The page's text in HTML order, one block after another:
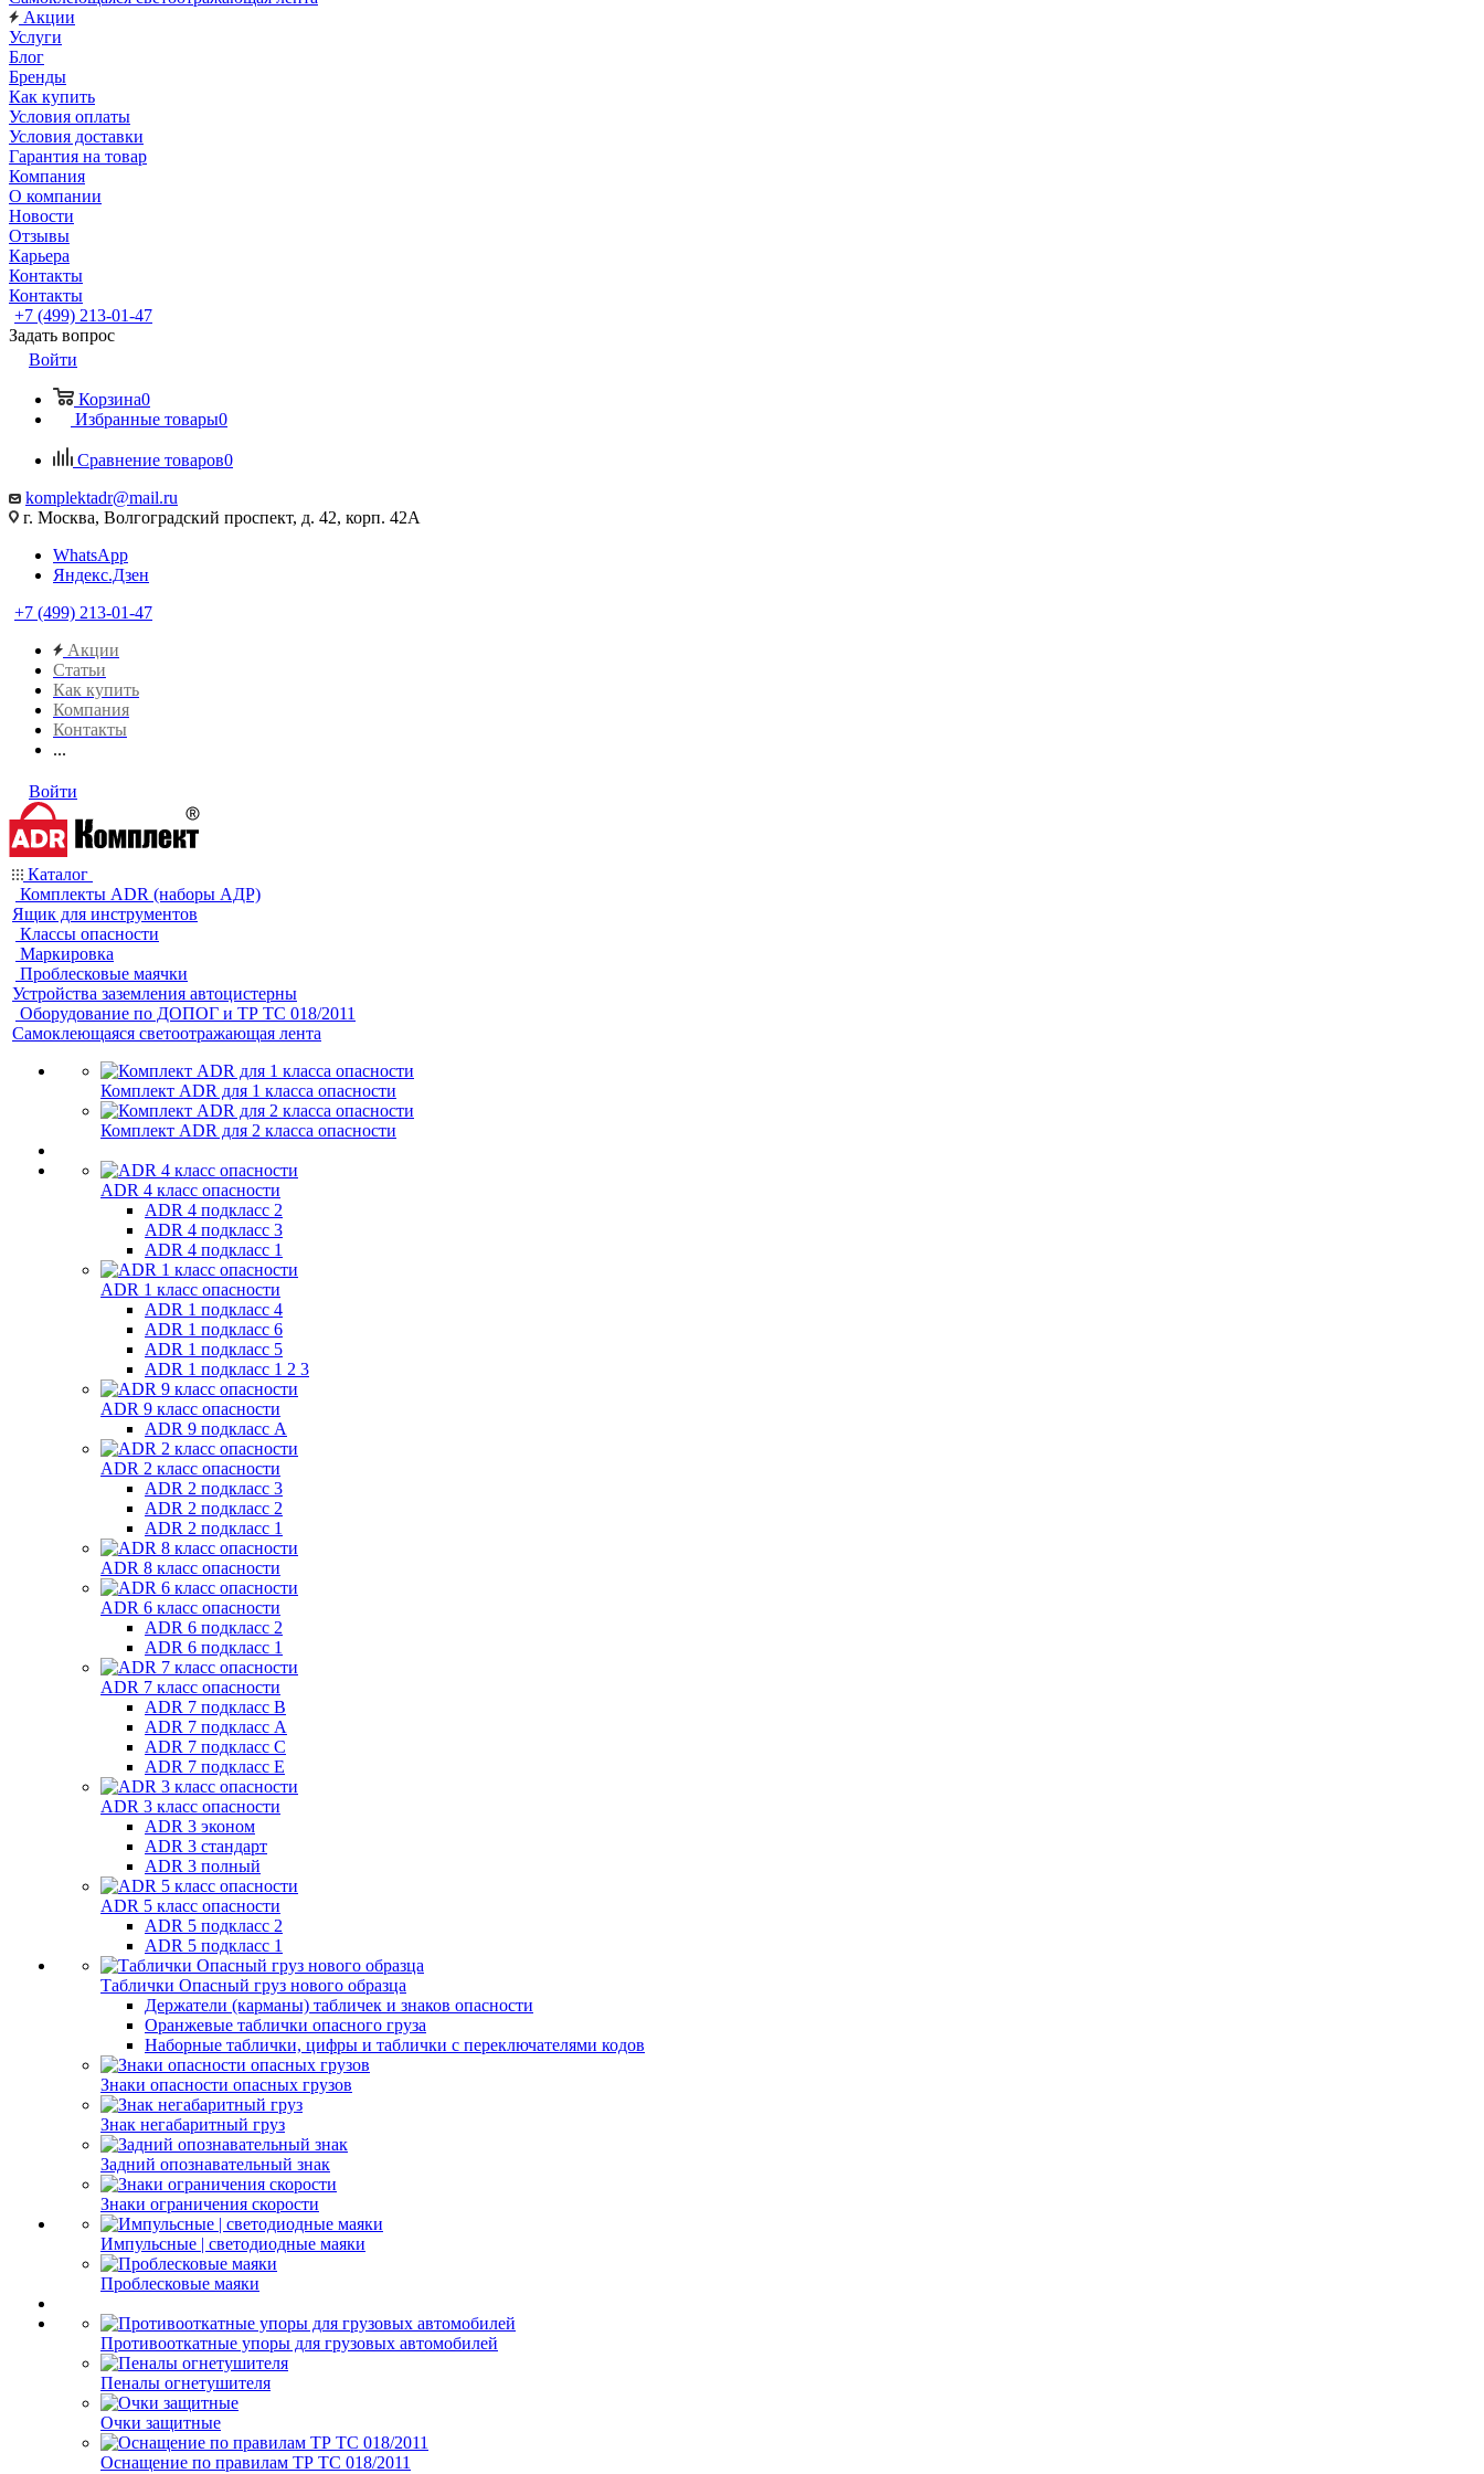
Акции
Услуги
Блог
Бренды
Как купить
Условия оплаты
Условия доставки
Гарантия на товар
Компания
О компании
Новости
Отзывы
Карьера
Контакты
Контакты
+7 (499) 213-01-47
Задать вопрос
Войти
Корзина0
Избранные товары0
Сравнение товаров0
komplektadr@mail.ru
г. Москва, Волгоградский проспект, д. 42, корп. 42А
WhatsApp
Яндекс.Дзен
+7 (499) 213-01-47
Акции
Статьи
Как купить
Компания
Контакты
...
Войти
Каталог
Комплекты ADR (наборы АДР)
Ящик для инструментов
Классы опасности
Маркировка
Проблесковые маячки
Устройства заземления автоцистерны
Оборудование по ДОПОГ и ТР ТС 018/2011
Самоклеющаяся светоотражающая лента
Комплект ADR для 1 класса опасности
Комплект ADR для 2 класса опасности
ADR 4 класс опасности
ADR 4 подкласс 2
ADR 4 подкласс 3
ADR 4 подкласс 1
ADR 1 класс опасности
ADR 1 подкласс 4
ADR 1 подкласс 6
ADR 1 подкласс 5
ADR 1 подкласс 1 2 3
ADR 9 класс опасности
ADR 9 подкласс A
ADR 2 класс опасности
ADR 2 подкласс 3
ADR 2 подкласс 2
ADR 2 подкласс 1
ADR 8 класс опасности
ADR 6 класс опасности
ADR 6 подкласс 2
ADR 6 подкласс 1
ADR 7 класс опасности
ADR 7 подкласс B
ADR 7 подкласс A
ADR 7 подкласс C
ADR 7 подкласс E
ADR 3 класс опасности
ADR 3 эконом
ADR 3 стандарт
ADR 3 полный
ADR 5 класс опасности
ADR 5 подкласс 2
ADR 5 подкласс 1
Таблички Опасный груз нового образца
Держатели (карманы) табличек и знаков опасности
Оранжевые таблички опасного груза
Наборные таблички, цифры и таблички с переключателями кодов
Знаки опасности опасных грузов
Знак негабаритный груз
Задний опознавательный знак
Знаки ограничения скорости
Импульсные | светодиодные маяки
Проблесковые маяки
Противооткатные упоры для грузовых автомобилей
Пеналы огнетушителя
Очки защитные
Оснащение по правилам ТР ТС 018/2011